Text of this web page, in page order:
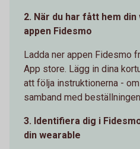
2. När du har fått hem
appen Fidesmo
Ladda ner appen Fidesmo
App store. Lägg in dina
att följa instruktionerna -
samband med
3. Identifiera dig i
din wearable